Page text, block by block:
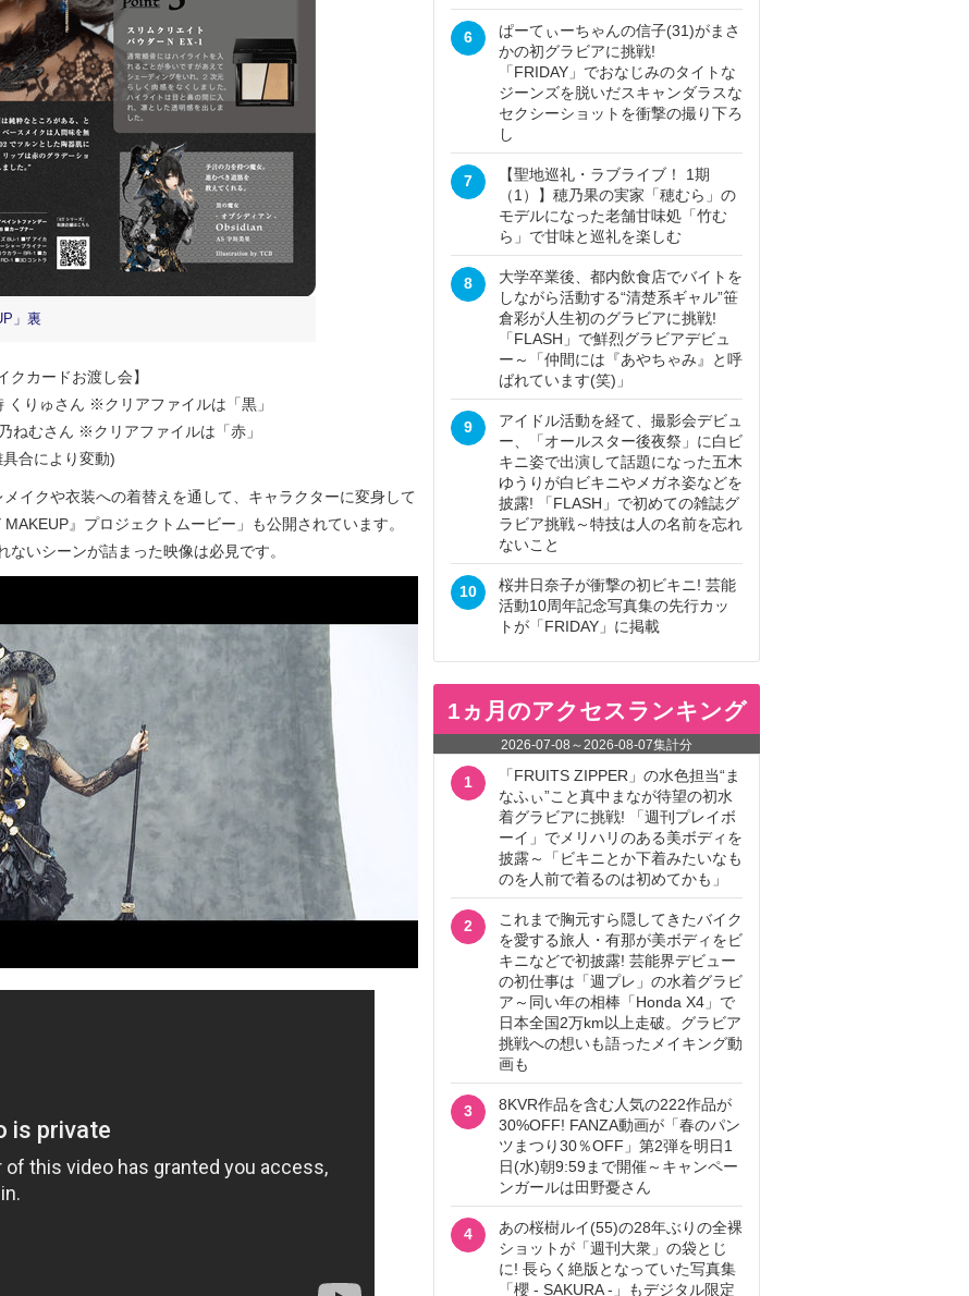
」裏
クカードお渡し会】
くりゅさん ※クリアファイルは「黒」
ねむさん ※クリアファイルは「赤」
合により変動)
イクや衣装への着替えを通して、キャラクターに変身して
』プロジェクトムービー」も公開されています。
いシーンが詰まった映像は必見です。
6
ぱーてぃーちゃんの信子(31)がまさ
かの初グラビアに挑戦!
「FRIDAY」でおなじみのタイトな
ジーンズを脱いだスキャンダラスな
セクシーショットを衝撃の撮り下ろ
し
7
【聖地巡礼・ラブライブ！ 1期
（1）】穂乃果の実家「穂むら」の
モデルになった老舗甘味処「竹む
ら」で甘味と巡礼を楽しむ
8
大学卒業後、都内飲食店でバイトを
しながら活動する“清楚系ギャル”笹
倉彩が人生初のグラビアに挑戦!
「FLASH」で鮮烈グラビアデビュ
ー～「仲間には『あやちゃみ』と呼
ばれています(笑)」
9
アイドル活動を経て、撮影会デビュ
ー、「オールスター後夜祭」に白ビ
キニ姿で出演して話題になった五木
ゆうりが白ビキニやメガネ姿などを
披露! 「FLASH」で初めての雑誌グ
ラビア挑戦～特技は人の名前を忘れ
ないこと
10
桜井日奈子が衝撃の初ビキニ! 芸能
活動10周年記念写真集の先行カッ
トが「FRIDAY」に掲載
1ヵ月のアクセスランキング
2026-07-08 ～2026-08-07集計分
1
「FRUITS ZIPPER」の水色担当“ま
なふぃ”こと真中まなが待望の初水
着グラビアに挑戦! 「週刊プレイボ
ーイ」でメリハリのある美ボディを
披露～「ビキニとか下着みたいなも
のを人前で着るのは初めてかも」
2
これまで胸元すら隠してきたバイク
を愛する旅人・有那が美ボディをビ
キニなどで初披露! 芸能界デビュー
の初仕事は「週プレ」の水着グラビ
ア～同い年の相棒「Honda X4」で
日本全国2万km以上走破。グラビア
挑戦への想いも語ったメイキング動
画も
3
8KVR作品を含む人気の222作品が
30%OFF! FANZA動画が「春のパン
ツまつり30％OFF」第2弾を明日1
日(水)朝9:59まで開催～キャンペー
ンガールは田野憂さん
4
あの桜樹ルイ(55)の28年ぶりの全裸
ショットが「週刊大衆」の袋とじ
に! 長らく絶版となっていた写真集
「櫻 - SAKURA -」もデジタル限定